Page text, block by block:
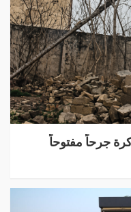
جرحاً مفتوحاً